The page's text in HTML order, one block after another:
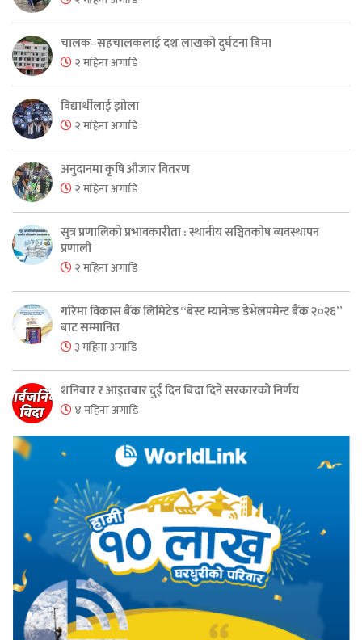
चालक–सहचालकलाई दश लाखको दुर्घटना बिमा
२ महिना अगाडि
विद्यार्थीलाई झोला
२ महिना अगाडि
अनुदानमा कृषि औजार वितरण
२ महिना अगाडि
सुत्र प्रणालिको प्रभावकारीता : स्थानीय सञ्चितकोष व्यवस्थापन
प्रणाली
२ महिना अगाडि
गरिमा विकास बैंक लिमिटेड “बेस्ट म्यानेज्ड डेभेलपमेन्ट बैंक २०२६”
बाट सम्मानित
३ महिना अगाडि
शनिबार र आइतबार दुई दिन बिदा दिने सरकारको निर्णय
४ महिना अगाडि